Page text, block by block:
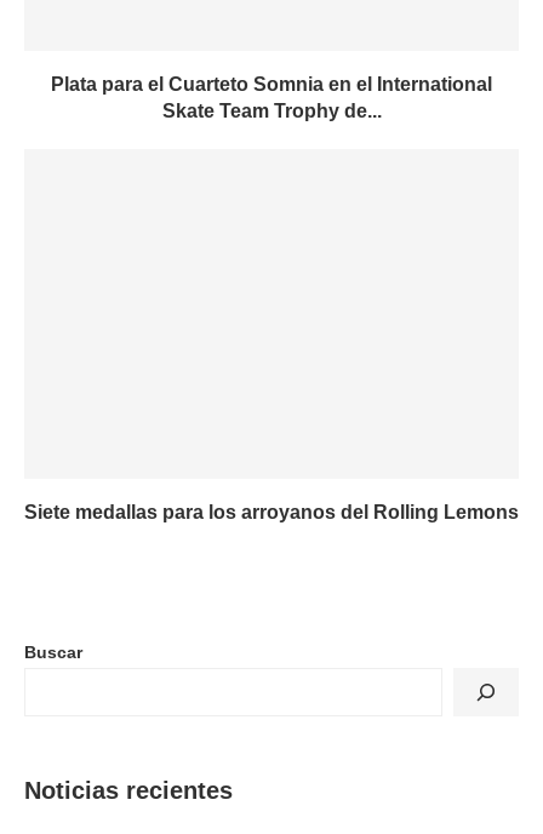
Plata para el Cuarteto Somnia en el International
Skate Team Trophy de...
Siete medallas para los arroyanos del Rolling Lemons
Buscar
Noticias recientes